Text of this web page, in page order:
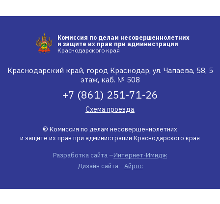
Комиссия по делам несовершеннолетних
и защите их прав при администрации
Краснодарского края
Краснодарский край, город Краснодар, ул. Чапаева, 58, 5
этаж, каб. № 508
+7 (861) 251-71-26
Схема проезда
© Комиссия по делам несовершеннолетних
и защите их прав при администрации Краснодарского края
Разработка сайта –Интернет-Имидж
Дизайн сайта –Айрос